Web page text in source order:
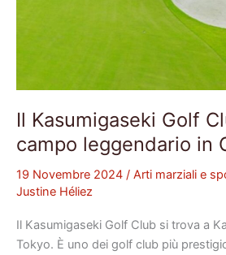
Il Kasumigaseki Golf
campo leggendario in
19 Novembre 2024 / Arti marziali e
Justine Héliez
Il Kasumigaseki Golf Club si trova a
Tokyo. È uno dei golf club più